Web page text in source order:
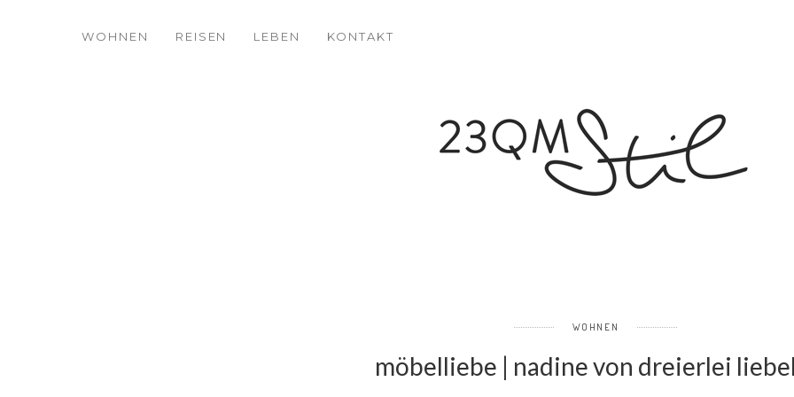
WOHNEN REISEN LEBEN KONTAKT
WOHNEN
möbelliebe | nadine von dreierlei